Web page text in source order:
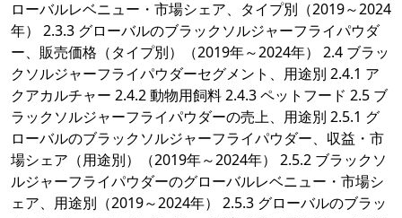
ローバルレベニュー・市場シェア、タイプ別（2019～2024
年） 2.3.3 グローバルのブラックソルジャーフライパウダ
ー、販売価格（タイプ別）（2019年～2024年） 2.4 ブラッ
クソルジャーフライパウダーセグメント、用途別 2.4.1 ア
クアカルチャー 2.4.2 動物用飼料 2.4.3 ペットフード 2.5 ブ
ラックソルジャーフライパウダーの売上、用途別 2.5.1 グ
ローバルのブラックソルジャーフライパウダー、収益・市
場シェア（用途別）（2019年～2024年） 2.5.2 ブラックソ
ルジャーフライパウダーのグローバルレベニュー・市場シ
ェア、用途別（2019～2024年） 2.5.3 グローバルのブラッ